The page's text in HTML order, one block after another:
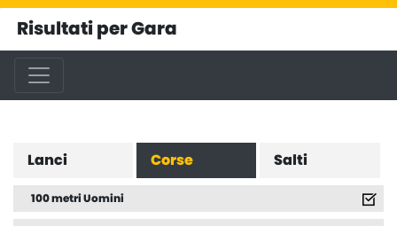
Risultati per Gara
Lanci Corse Salti
100 metri Uomini